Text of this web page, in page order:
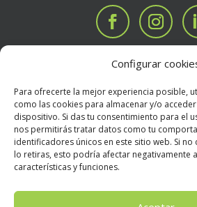
Configurar
Para ofrecerte la mejor experiencia posible,
como las cookies para almacenar y/o
dispositivo. Si das tu consentimiento para el
nos permitirás tratar datos como tu
identificadores únicos en este sitio web. Si
lo retiras, esto podría afectar negativamente
características y funciones.
i Tengo un manuscrito
RNecesito que alguien valore
BOOKSTORE
ECondiciones Generales de
E Política de devoluciones
E